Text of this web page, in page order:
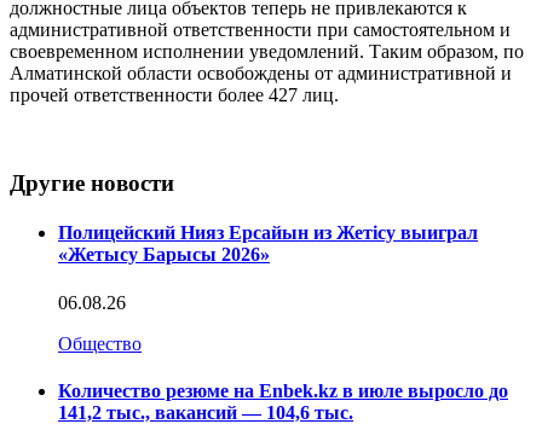
должностные лица объектов теперь не привлекаются к
административной ответственности при самостоятельном и
своевременном исполнении уведомлений. Таким образом, по
Алматинской области освобождены от административной и
прочей ответственности более 427 лиц.
Другие новости
Полицейский Нияз Ерсайын из Жетісу выиграл
«Жетысу Барысы 2026»
06.08.26
Общество
Количество резюме на Enbek.kz в июле выросло до
141,2 тыс., вакансий — 104,6 тыс.